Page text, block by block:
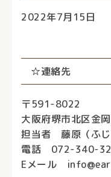
2022年7月15日
☆連絡先
〒591-8022
大阪府堺市北区金
担当者 藤原（ふじ
電話 072-340-
Eメール